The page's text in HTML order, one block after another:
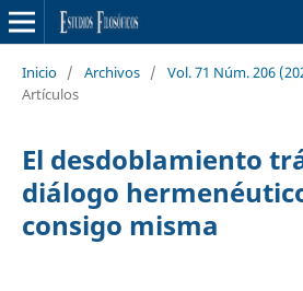
Inicio / Archivos / Vol. 71 Núm. 206
Artículos
El desdoblamiento
diálogo
consigo misma